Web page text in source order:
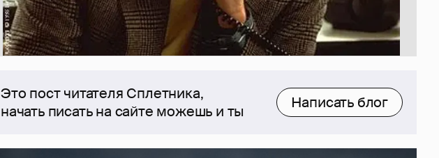
Это пост читателя Сплетника,
начать писать на сайте можешь и ты
Написать блог